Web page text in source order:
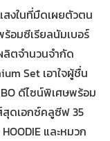
สงในที่มืดเผยตัวตน
ร้อมซีเรียลนัมเบอร์
ลิตจำนวนจำกัด
Set เอาใจผู้ชื่น
ดีไซน์พิเศษพร้อม
สุดเอกซ์คลูซีฟ 35
และหมวก